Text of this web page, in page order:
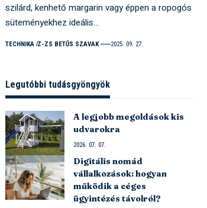
szilárd, kenhető margarin vagy éppen a ropogós
süteményekhez ideális…
TECHNIKA Z-ZS BETŰS SZAVAK 2025. 09. 27.
Legutóbbi tudásgyöngyök
A legjobb megoldások kis
udvarokra
2026. 07. 07.
Digitális nomád
vállalkozások: hogyan
működik a céges
ügyintézés távolról?